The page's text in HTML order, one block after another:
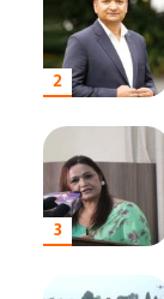
2
3